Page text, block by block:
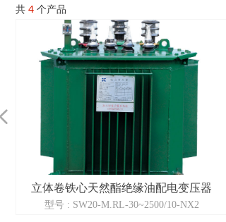
共 4 个产品
立体卷铁心天然酯绝缘油配电变压器
型号 : SW20-M.RL-30~2500/10-NX2